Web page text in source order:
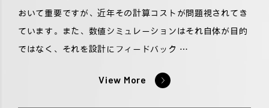
おいて重要ですが、近年その計算コストが問題視されてき
ています。また、数値シミュレーションはそれ自体が目的
ではなく、それを設計にフィードバック …
View More